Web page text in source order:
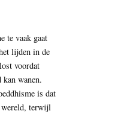
te vaak gaat
lijden in de
voordat
wanen.
is dat
wereld, terwijl